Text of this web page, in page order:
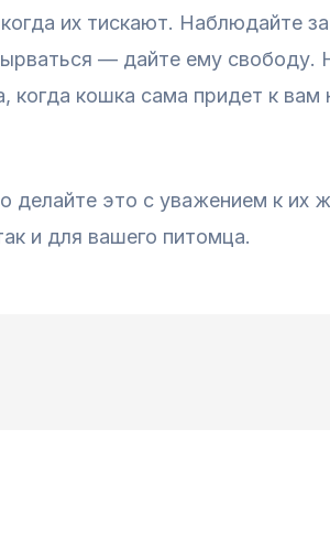
их тискают. Наблюдайте
— дайте ему свободу.
кошка сама придет к вам
это с уважением к их
и для вашего питомца.